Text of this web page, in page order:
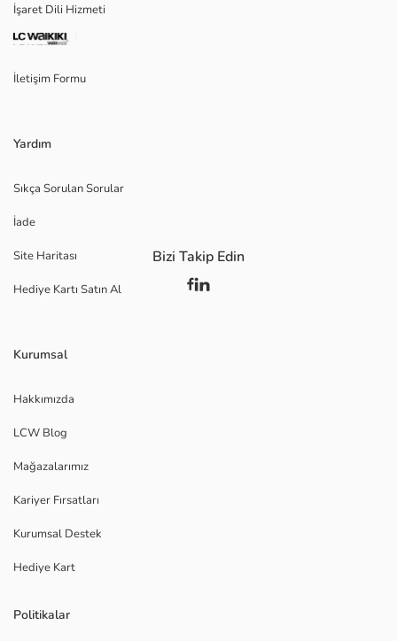
İşaret Dili Hizmeti
İletişim Formu
Yardım
Sıkça Sorulan Sorular
İade
Site Haritası
Hediye Kartı Satın Al
Kurumsal
Hakkımızda
LCW Blog
Mağazalarımız
Kariyer Fırsatları
Kurumsal Destek
Hediye Kart
Politikalar
Bizi Takip Edin